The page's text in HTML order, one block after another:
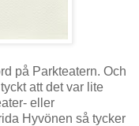
på Parkteatern. Och
att det var lite
eller
Hyvönen så tycker